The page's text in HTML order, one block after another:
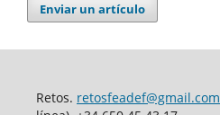
Enviar un artículo
Retos. retosfeadef@gmail.com